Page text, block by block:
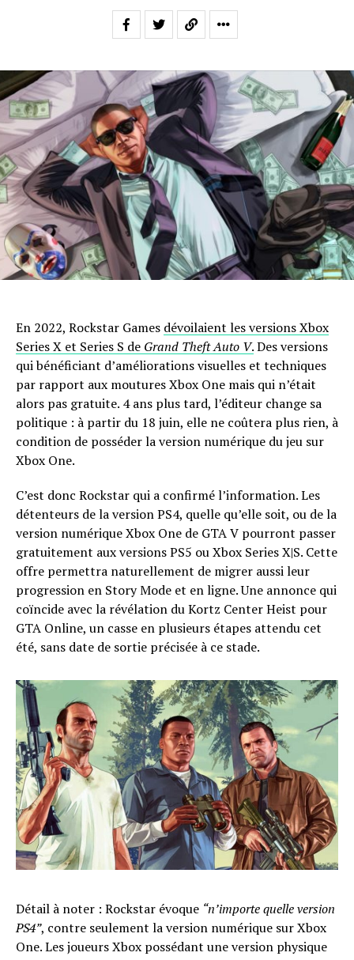
En 2022, Rockstar Games dévoilaient les versions Xbox
Series X et Series S de Grand Theft Auto V.Des versions
qui bénéficiant d’améliorations visuelles et techniques
par rapport aux moutures Xbox One mais qui n’était
alors pas gratuite. 4 ans plus tard, l’éditeur change sa
politique : à partir du 18 juin, elle ne coûtera plus rien, à
condition de posséder la version numérique du jeu sur
Xbox One.
C’est donc Rockstar qui a confirmé l’information. Les
détenteurs de la version PS4, quelle qu’elle soit, ou de la
version numérique Xbox One de GTA V pourront passer
gratuitement aux versions PS5 ou Xbox Series X|S. Cette
offre permettra naturellement de migrer aussi leur
progression en Story Mode et en ligne. Une annonce qui
coïncide avec la révélation du Kortz Center Heist pour
GTA Online, un casse en plusieurs étapes attendu cet
été, sans date de sortie précisée à ce stade.
Détail à noter : Rockstar évoque “n’importe quelle version
PS4”, contre seulement la version numérique sur Xbox
One. Les joueurs Xbox possédant une version physique